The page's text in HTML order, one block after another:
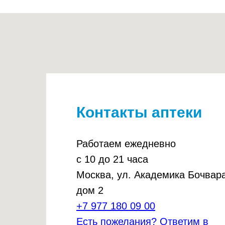
Контакты аптеки
Работаем ежедневно
с 10 до 21 часа
Москва, ул. Академика
дом 2
+7 977 180 09 00
Есть пожелания? Ответим в